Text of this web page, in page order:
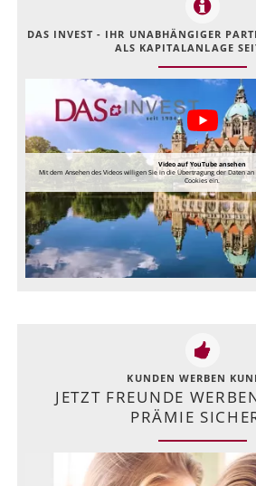
DAS INVEST - IHR UNABHÄNGIGER
ALS KAPITALANLAGE
Video auf YouTube ansehen
Mit dem Ansehen des Videos willigen Sie in die Übertragung der Daten
Cookies ein.
KUNDEN WERBEN
JETZT FREUNDE
PRÄMIE